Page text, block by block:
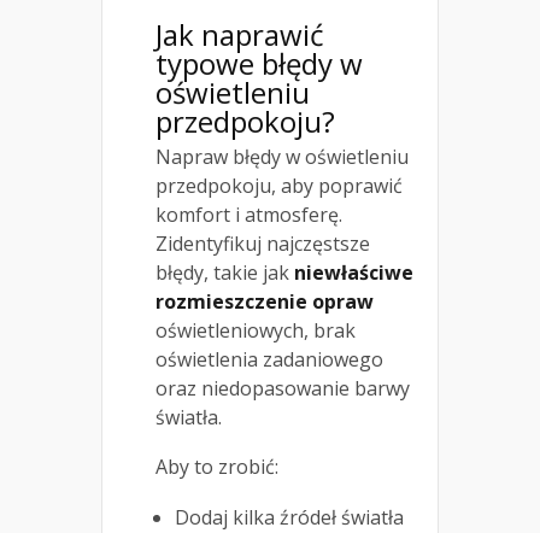
Jak naprawić
typowe błędy w
oświetleniu
przedpokoju?
Napraw błędy w oświetleniu
przedpokoju, aby poprawić
komfort i atmosferę.
Zidentyfikuj najczęstsze
błędy, takie jak niewłaściwe
rozmieszczenie opraw
oświetleniowych, brak
oświetlenia zadaniowego
oraz niedopasowanie barwy
światła.
Aby to zrobić:
Dodaj kilka źródeł światła